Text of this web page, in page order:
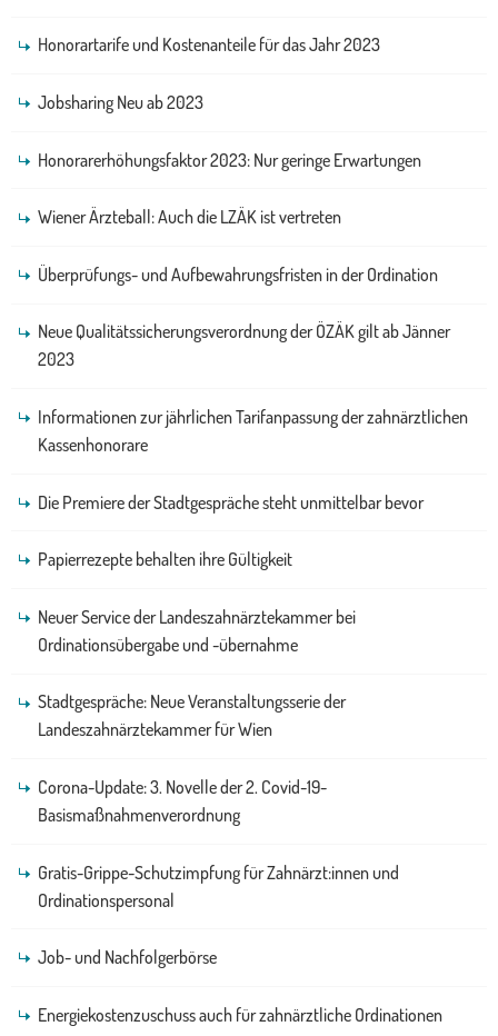
Honorartarife und Kostenanteile für das Jahr 2023
Jobsharing Neu ab 2023
Honorarerhöhungsfaktor 2023: Nur geringe Erwartungen
Wiener Ärzteball: Auch die LZÄK ist vertreten
Überprüfungs- und Aufbewahrungsfristen in der Ordination
Neue Qualitätssicherungsverordnung der ÖZÄK gilt ab Jänner
2023
Informationen zur jährlichen Tarifanpassung der zahnärztlichen
Kassenhonorare
Die Premiere der Stadtgespräche steht unmittelbar bevor
Papierrezepte behalten ihre Gültigkeit
Neuer Service der Landeszahnärztekammer bei
Ordinationsübergabe und -übernahme
Stadtgespräche: Neue Veranstaltungsserie der
Landeszahnärztekammer für Wien
Corona-Update: 3. Novelle der 2. Covid-19-
Basismaßnahmenverordnung
Gratis-Grippe-Schutzimpfung für Zahnärzt:innen und
Ordinationspersonal
Job- und Nachfolgerbörse
Energiekostenzuschuss auch für zahnärztliche Ordinationen